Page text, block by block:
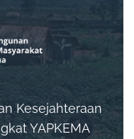
Kesejahteraan
YAPKEMA